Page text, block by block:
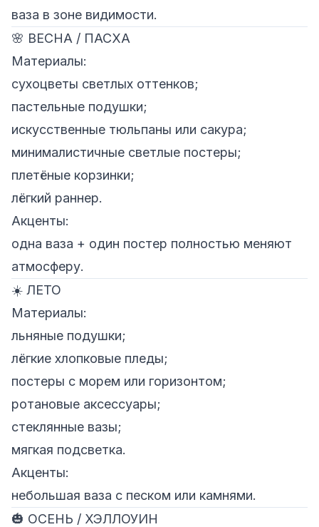
ваза в зоне видимости.
🌸 ВЕСНА / ПАСХА
Материалы:
сухоцветы светлых оттенков;
пастельные подушки;
искусственные тюльпаны или сакура;
минималистичные светлые постеры;
плетёные корзинки;
лёгкий раннер.
Акценты:
одна ваза + один постер полностью меняют
атмосферу.
☀️ ЛЕТО
Материалы:
льняные подушки;
лёгкие хлопковые пледы;
постеры с морем или горизонтом;
ротановые аксессуары;
стеклянные вазы;
мягкая подсветка.
Акценты:
небольшая ваза с песком или камнями.
🎃 ОСЕНЬ / ХЭЛЛОУИН